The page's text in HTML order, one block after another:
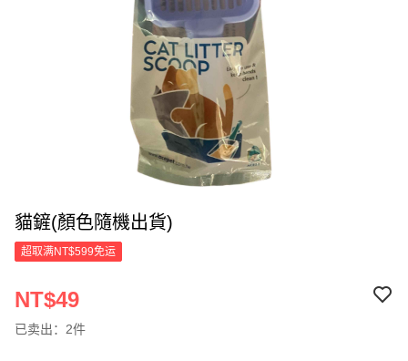
貓鏟(顏色隨機出貨)
超取满NT$599免运
NT$49
已卖出：2件